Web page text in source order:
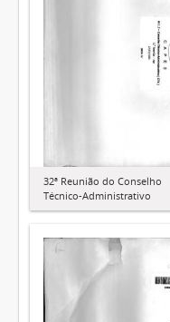
32ª Reunião do Conselho
Técnico-Administrativo